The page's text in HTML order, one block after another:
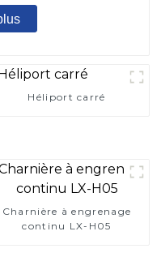
Héliport carré
Charnière à engrenage
continu LX-H05